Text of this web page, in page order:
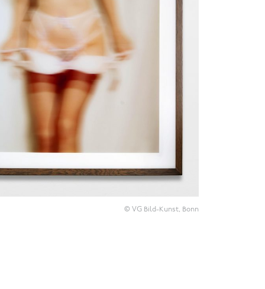
© VG Bild-Kunst, Bonn